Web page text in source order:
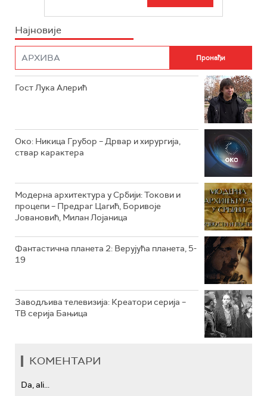
РТС КОЛО
ИНФО
Најновије
Гост Лука Алерић
Око: Никица Грубор – Дрвар и хирургија,
ствар карактера
Модерна архитектура у Србији: Токови и
процепи – Предраг Цагић, Боривоје
Јовановић, Милан Лојаница
Фантастична планета 2: Верујућа планета, 5-
19
Заводљива телевизија: Креатори серија –
ТВ серија Бањица
КОМЕНТАРИ
Da, ali...